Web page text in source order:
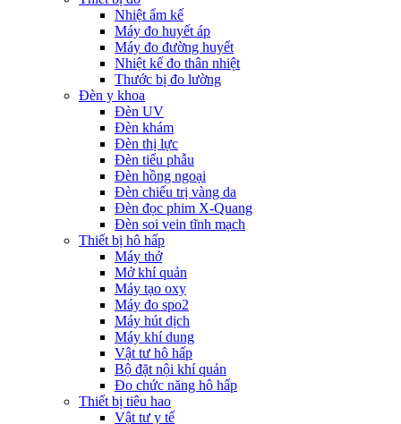
Nhiệt ẩm kế
Máy đo huyết áp
Máy đo đường huyết
Nhiệt kế đo thân nhiệt
Thước bị đo lường
Đèn y khoa
Đèn UV
Đèn khám
Đèn thị lực
Đèn tiểu phẫu
Đèn hồng ngoại
Đèn chiếu trị vàng da
Đèn đọc phim X-Quang
Đèn soi vein tĩnh mạch
Thiết bị hô hấp
Máy thở
Mở khí quản
Máy tạo oxy
Máy đo spo2
Máy hút dịch
Máy khí dung
Vật tư hô hấp
Bộ đặt nội khí quản
Đo chức năng hô hấp
Thiết bị tiêu hao
Vật tư y tế